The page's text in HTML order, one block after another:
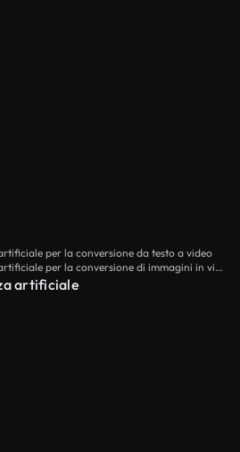
per la conversione da testo a video
Flussi di lavoro di intelligenza artificiale per la conversione di immagini in video
artificiale